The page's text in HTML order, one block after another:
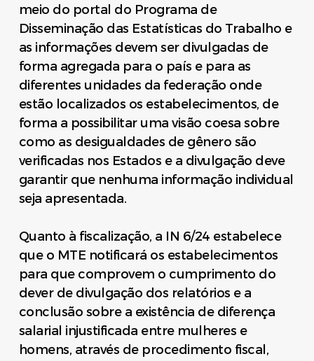
meio do portal do Programa de
Disseminação das Estatísticas do Trabalho e
as informações devem ser divulgadas de
forma agregada para o país e para as
diferentes unidades da federação onde
estão localizados os estabelecimentos, de
forma a possibilitar uma visão coesa sobre
como as desigualdades de gênero são
verificadas nos Estados e a divulgação deve
garantir que nenhuma informação individual
seja apresentada.
Quanto à fiscalização, a IN 6/24 estabelece
que o MTE notificará os estabelecimentos
para que comprovem o cumprimento do
dever de divulgação dos relatórios e a
conclusão sobre a existência de diferença
salarial injustificada entre mulheres e
homens, através de procedimento fiscal,